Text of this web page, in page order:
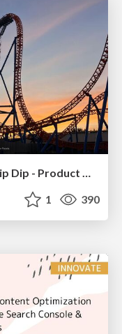
Navigating the Design Leadership Dip - Product Design Week Design Leaders+ Conference 2024
1 390